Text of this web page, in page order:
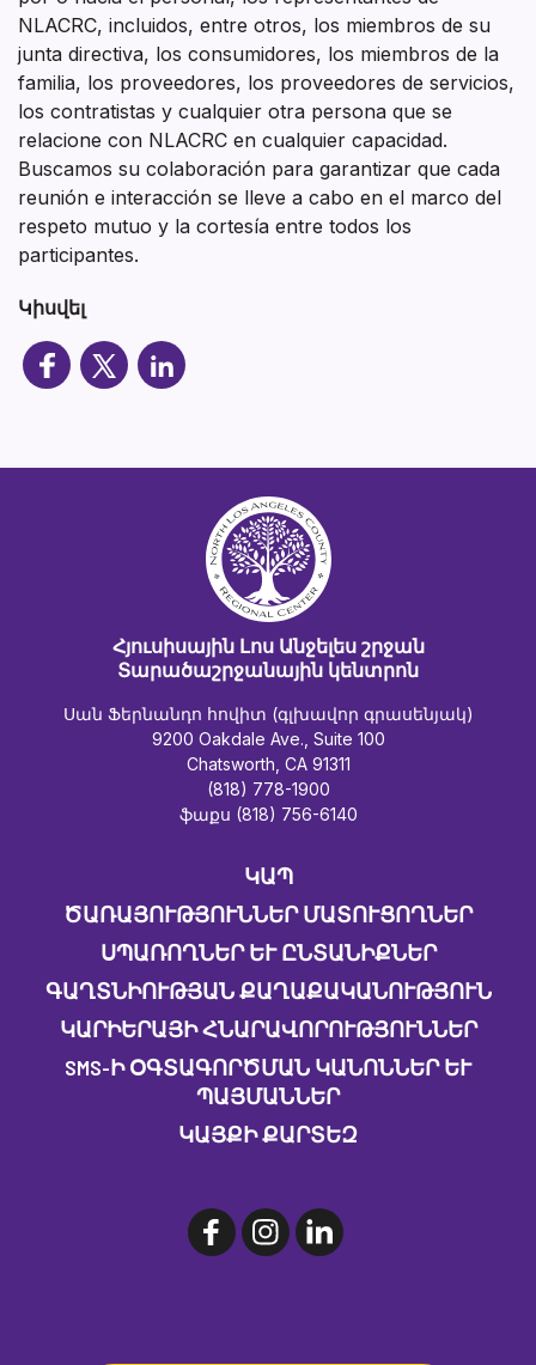
NLACRC, incluidos, entre otros, los miembros de su
junta directiva, los consumidores, los miembros de la
familia, los proveedores, los proveedores de servicios,
los contratistas y cualquier otra persona que se
relacione con NLACRC en cualquier capacidad.
Buscamos su colaboración para garantizar que cada
reunión e interacción se lleve a cabo en el marco del
respeto mutuo y la cortesía entre todos los
participantes.
Կիսվել
Հյուսիսային Լոս Անջելես շրջան
Տարածաշրջանային կենտրոն
Սան Ֆերնանդո հովիտ (գլխավոր գրասենյակ)
9200 Oakdale Ave., Suite 100
Chatsworth, CA 91311
(818) 778-1900
ֆաքս (818) 756-6140
ԿԱՊ
ԾԱՌԱՅՈՒԹՅՈՒՆՆԵՐ ՄԱՏՈՒՑՈՂՆԵՐ
ՍՊԱՌՈՂՆԵՐ ԵՒ ԸՆՏԱՆԻՔՆԵՐ
ԳԱՂՏՆԻՈՒԹՅԱՆ ՔԱՂԱՔԱԿԱՆՈՒԹՅՈՒՆ
ԿԱՐԻԵՐԱՅԻ ՀՆԱՐԱՎՈՐՈՒԹՅՈՒՆՆԵՐ
SMS-Ի ՕԳՏԱԳՈՐԾՄԱՆ ԿԱՆՈՆՆԵՐ ԵՒ Պ
ԱՅՄԱՆՆԵՐ
ԿԱՅՔԻ ՔԱՐՏԵԶ